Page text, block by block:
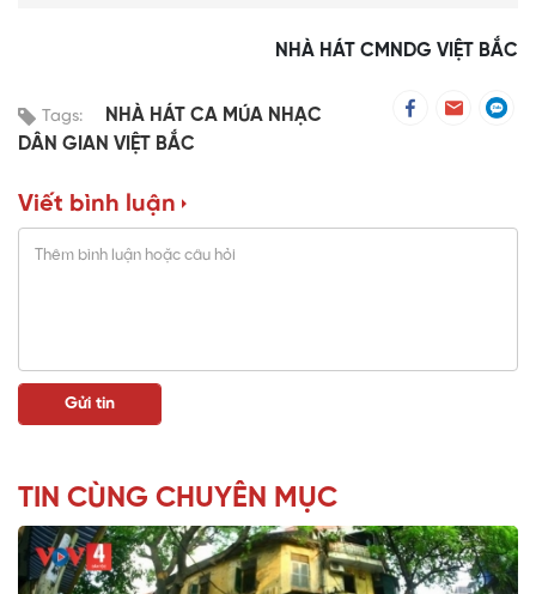
NHÀ HÁT CMNDG VIỆT BẮC
Tags:
NHÀ HÁT CA MÚA NHẠC
DÂN GIAN VIỆT BẮC
Viết bình luận
TIN CÙNG CHUYÊN MỤC